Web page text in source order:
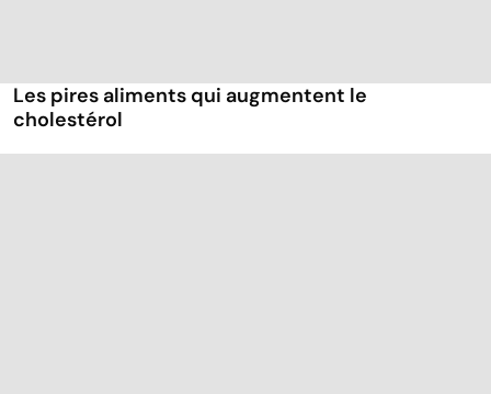
Les pires aliments qui augmentent le
cholestérol